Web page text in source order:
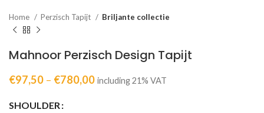
Home Perzisch Tapijt Briljante collectie
Mahnoor Perzisch Design Tapijt
€97,50 – €780,00 including 21% VAT
SHOULDER